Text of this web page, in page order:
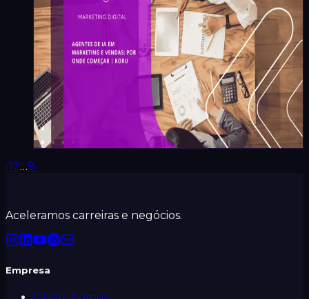
Koru
Maíra Flores·1min
‹12…9›
Aceleramos carreiras e negócios.
Empresa